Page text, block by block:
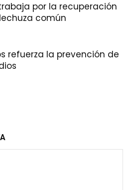
por la recuperación
común
refuerza la prevención de